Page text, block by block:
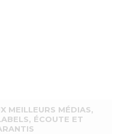
MEILLEURS MÉDIAS,
ÉCOUTE ET